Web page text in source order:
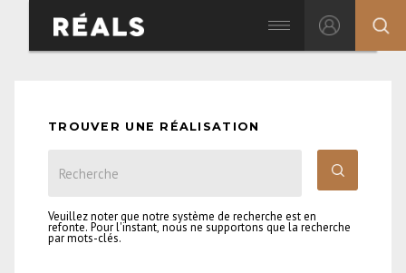
TROUVER UNE RÉALISATION
Veuillez noter que notre système de recherche est en
refonte. Pour l'instant, nous ne supportons que la recherche
par mots-clés.